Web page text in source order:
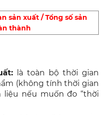
sản xuất / Tổng số sản
thành
là toàn bộ thời gian
(không tính thời gian
liệu nếu muốn đo “thời